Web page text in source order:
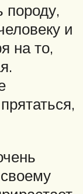
породу,
и
на то,